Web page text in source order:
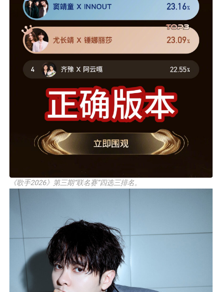
《歌手2026》第三期“联名赛”四选三排名。